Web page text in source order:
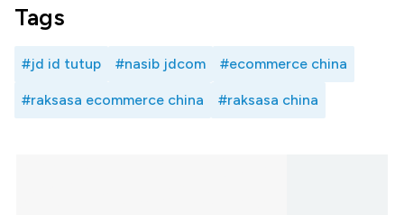
Tags
#jd id tutup #nasib jdcom #ecommerce china
#raksasa ecommerce china #raksasa china